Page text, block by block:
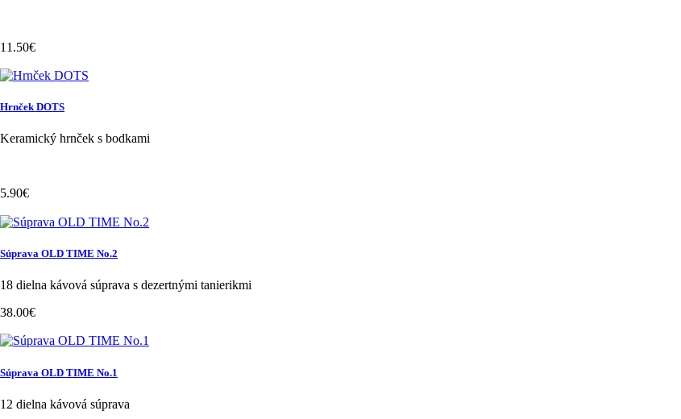
11.50€
Hrnček DOTS
Keramický hrnček s bodkami
5.90€
Súprava OLD TIME No.2
18 dielna kávová súprava s dezertnými tanierikmi
38.00€
Súprava OLD TIME No.1
12 dielna kávová súprava